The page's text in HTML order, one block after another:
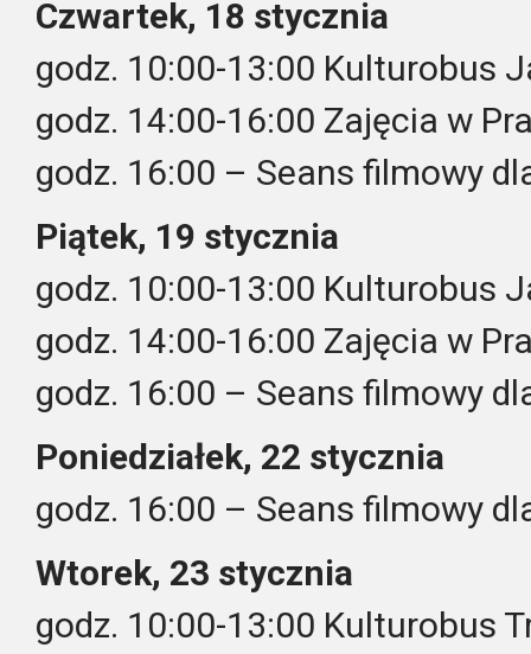
Czwartek, 18 stycznia
godz. 10:00-13:00 Kulturobus
godz. 14:00-16:00 Zajęcia w
godz. 16:00 – Seans filmowy
Piątek, 19 stycznia
godz. 10:00-13:00 Kulturobus
godz. 14:00-16:00 Zajęcia w
godz. 16:00 – Seans filmowy
Poniedziałek, 22 stycznia
godz. 16:00 – Seans filmowy
Wtorek, 23 stycznia
godz. 10:00-13:00 Kulturobus